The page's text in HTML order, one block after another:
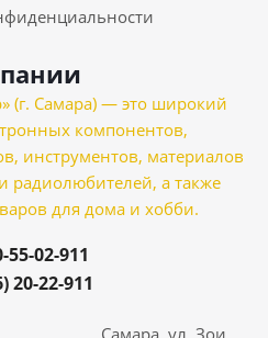
(г. Самара) — это широкий
компонентов,
инструментов, материалов
радиолюбителей, а также
для дома и хобби.
55-02-911
20-22-911
Самара, ул. Зои